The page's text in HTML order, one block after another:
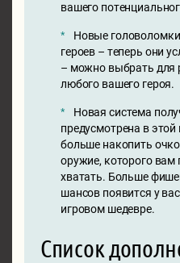
вашего
Новые
героев – теперь они
– можно выбрать для
любого вашего героя.
Новая система
предусмотрена в этой
больше накопить
оружие, которого вам
хватать. Больше
шансов появится у
игровом шедевре.
Список